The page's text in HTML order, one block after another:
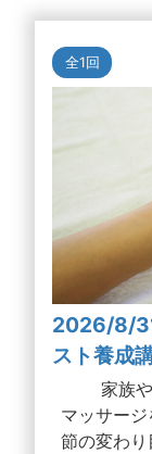
全1回
2026/8/
スト養成
家族や
マッサー
節の変わ